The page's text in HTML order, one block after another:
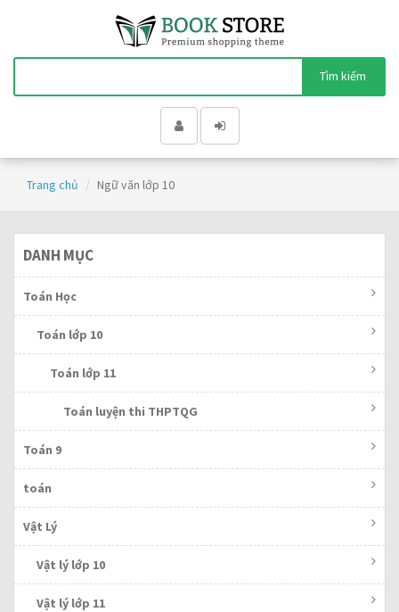
Tìm kiếm
Trang chủ Ngữ văn lớp 10
DANH MỤC
Toán Học
Toán lớp 10
Toán lớp 11
Toán luyện thi THPTQG
Toán 9
toán
Vật Lý
Vật lý lớp 10
Vật lý lớp 11